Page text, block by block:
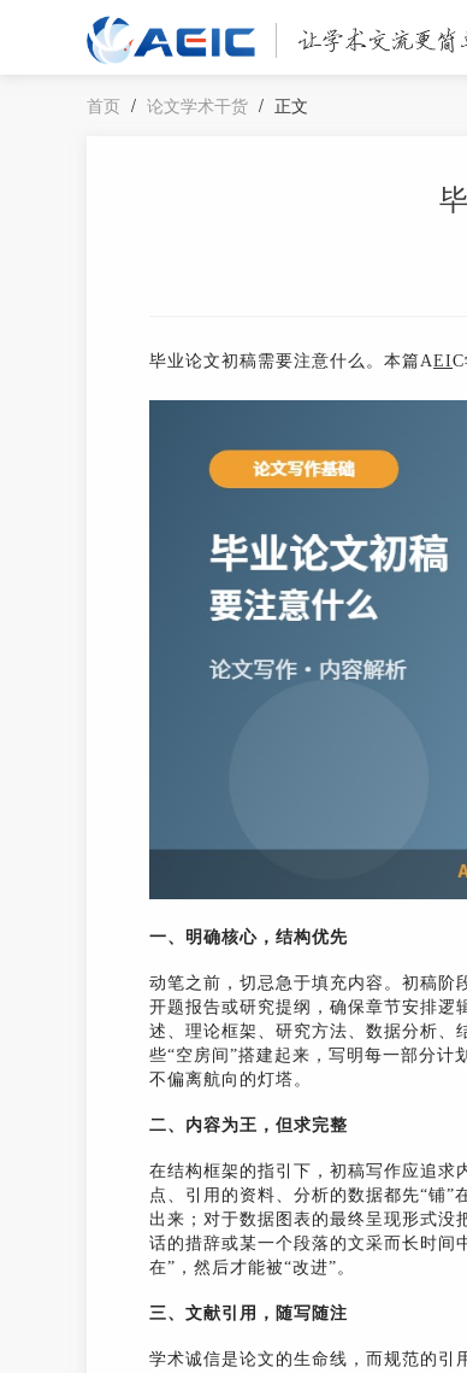
首页 / 论文学术干货 / 正文
毕业论文初稿需要注意什么。本篇AEI
一、明确核心，结构优先
动笔之前，切忌急于填充内容。初稿阶
开题报告或研究提纲，确保章节安排逻
述、理论框架、研究方法、数据分析、
些“空房间”搭建起来，写明每一部分计
不偏离航向的灯塔。
二、内容为王，但求完整
在结构框架的指引下，初稿写作应追求
点、引用的资料、分析的数据都先“铺
出来；对于数据图表的最终呈现形式没
话的措辞或某一个段落的文采而长时间
在”，然后才能被“改进”。
三、文献引用，随写随注
学术诚信是论文的生命线，而规范的引